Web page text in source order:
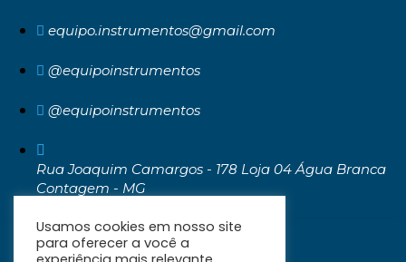
equipo.instrumentos@gmail.com
@equipoinstrumentos
@equipoinstrumentos
Rua Joaquim Camargos - 178 Loja 04 Água Branca
Contagem - MG
Usamos cookies em nosso site
para oferecer a você a